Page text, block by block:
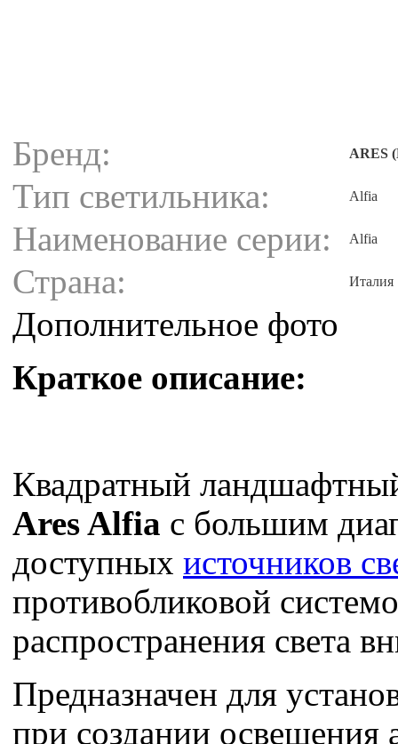
Бренд: ARES
Тип светильника: Alfia
Наименование серии: Alfia
Страна: Италия
Дополнительное фото
Краткое описание:
Квадратный
Ares Alfia c большим
доступных источников
противобликовой
распространения света
Предназначен для
при создании освещения